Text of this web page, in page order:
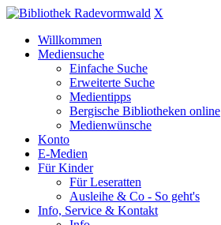
X
Willkommen
Mediensuche
Einfache Suche
Erweiterte Suche
Medientipps
Bergische Bibliotheken online
Medienwünsche
Konto
E-Medien
Für Kinder
Für Leseratten
Ausleihe & Co - So geht's
Info, Service & Kontakt